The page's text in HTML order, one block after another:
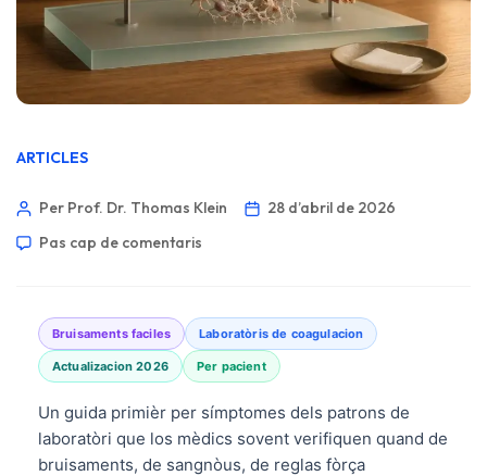
ARTICLES
Per Prof. Dr. Thomas Klein
28 d’abril de 2026
Pas cap de comentaris
Bruisaments faciles Laboratòris de coagulacion
Actualizacion 2026 Per pacient
Un guida primièr per símptomes dels patrons de
laboratòri que los mèdics sovent verifiquen quand de
bruisaments, de sangnòus, de reglas fòrça